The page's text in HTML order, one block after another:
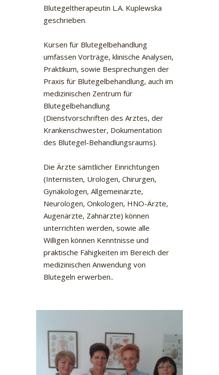
Blutegeltherapeutin L.A. Kuplewska
geschrieben.
Kursen für Blutegelbehandlung
umfassen Vorträge, klinische Analysen,
Praktikum, sowie Besprechungen der
Praxis für Blutegelbehandlung, auch im
medizinischen Zentrum für
Blutegelbehandlung
(Dienstvorschriften des Arztes, der
Krankenschwester, Dokumentation
des Blutegel-Behandlungsraums).
Die Ärzte sämtlicher Einrichtungen
(Internisten, Urologen, Chirurgen,
Gynäkologen, Allgemeinärzte,
Neurologen, Onkologen, HNO-Ärzte,
Augenärzte, Zahnärzte) können
unterrichten werden, sowie alle
Willigen können Kenntnisse und
praktische Fähigkeiten im Bereich der
medizinischen Anwendung von
Blutegeln erwerben..